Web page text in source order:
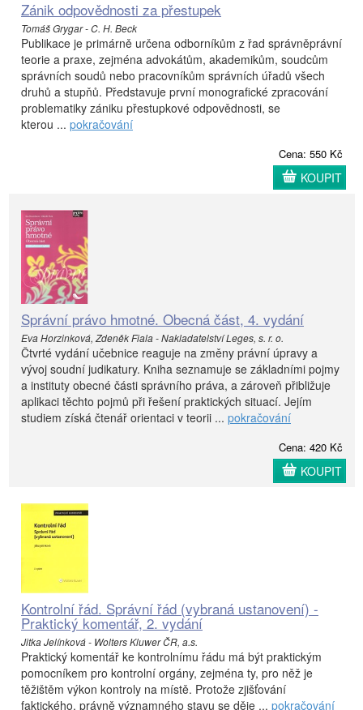
Zánik odpovědnosti za přestupek
Tomáš Grygar - C. H. Beck
Publikace je primárně určena odborníkům z řad správněprávní
teorie a praxe, zejména advokátům, akademikům, soudcům
správních soudů nebo pracovníkům správních úřadů všech
druhů a stupňů. Představuje první monografické zpracování
problematiky zániku přestupkové odpovědnosti, se
kterou ... pokračování
Cena: 550 Kč
KOUPIT
Správní právo hmotné. Obecná část, 4. vydání
Eva Horzinková, Zdeněk Fiala - Nakladatelství Leges, s. r. o.
Čtvrté vydání učebnice reaguje na změny právní úpravy a
vývoj soudní judikatury. Kniha seznamuje se základními pojmy
a instituty obecné části správního práva, a zároveň přibližuje
aplikaci těchto pojmů při řešení praktických situací. Jejím
studiem získá čtenář orientaci v teorii ... pokračování
Cena: 420 Kč
KOUPIT
Kontrolní řád. Správní řád (vybraná ustanovení) -
Praktický komentář, 2. vydání
Jitka Jelínková - Wolters Kluwer ČR, a.s.
Praktický komentář ke kontrolnímu řádu má být praktickým
pomocníkem pro kontrolní orgány, zejména ty, pro něž je
těžištěm výkon kontroly na místě. Protože zjišťování
faktického, právně významného stavu se děje ... pokračování